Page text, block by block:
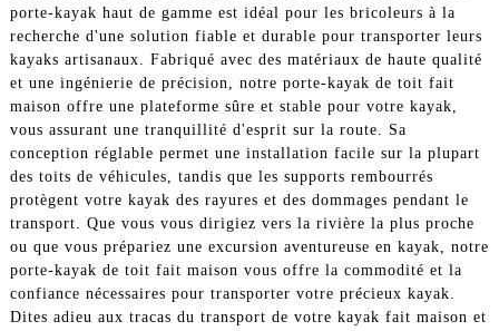
porte-kayak haut de gamme est idéal pour les bricoleurs à la
recherche d'une solution fiable et durable pour transporter leurs
kayaks artisanaux. Fabriqué avec des matériaux de haute qualité
et une ingénierie de précision, notre porte-kayak de toit fait
maison offre une plateforme sûre et stable pour votre kayak,
vous assurant une tranquillité d'esprit sur la route. Sa
conception réglable permet une installation facile sur la plupart
des toits de véhicules, tandis que les supports rembourrés
protègent votre kayak des rayures et des dommages pendant le
transport. Que vous vous dirigiez vers la rivière la plus proche
ou que vous prépariez une excursion aventureuse en kayak, notre
porte-kayak de toit fait maison vous offre la commodité et la
confiance nécessaires pour transporter votre précieux kayak.
Dites adieu aux tracas du transport de votre kayak fait maison et